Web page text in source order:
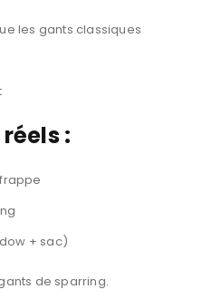
les gants classiques
:
+ sac)
de sparring.